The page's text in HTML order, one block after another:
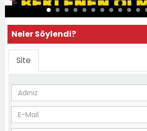
Neler Söylendi?
Site